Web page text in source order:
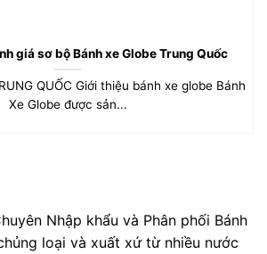
giá sơ bộ Bánh xe Globe Trung Quốc
QUỐC Giới thiệu bánh xe globe Bánh
Xe Globe được sản...
Nhập khẩu và Phân phối Bánh
loại và xuất xứ từ nhiều nước